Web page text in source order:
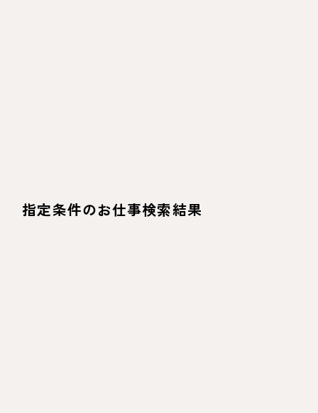
指定条件のお仕事検索結果